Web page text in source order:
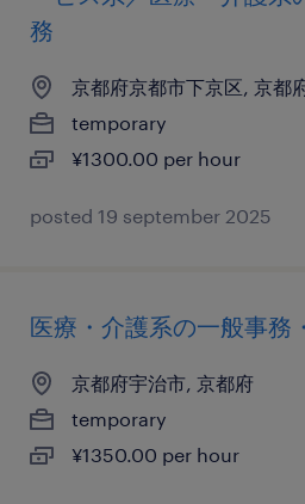
務
京都府京都市下京区, 京都
temporary
¥1300.00 per hour
posted 19 september 2025
医療・介護系の一般事務
京都府宇治市, 京都府
temporary
¥1350.00 per hour